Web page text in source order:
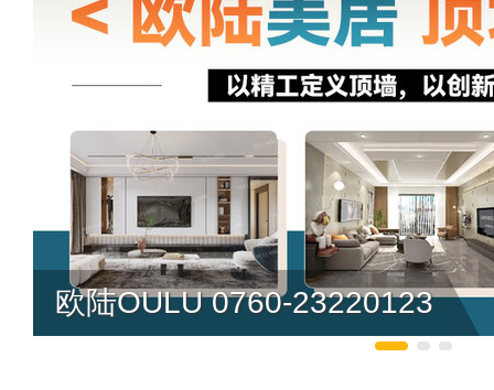
民兴电缆
预算参考：￥
招商电话：
添康tecfor
预算参考：￥
招商电话：
代理地区 -
金想代理千达成装饰品
杨伟 代理地区 -
何第三方包括网站本身均不可见和
加密存储加密传送先进技术，确保
障用户信息安全，若有异议您可以
过到品牌官网咨询或者其他方式渠
代理信息如不想被企业再联系您可
了解如何删除>>
提交说明： 快速提交发布>> 查看提
欧陆OULU 0760-23220123